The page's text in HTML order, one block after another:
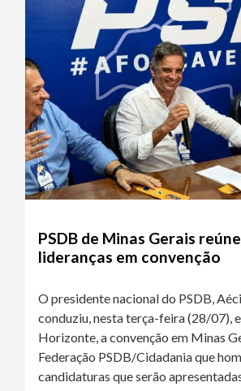
PSDB de Minas Gerais
lideranças em convenção
O presidente nacional do PSDB,
conduziu, nesta terça-feira (28/07),
Horizonte, a convenção em Minas
Federação PSDB/Cidadania que
candidaturas que serão